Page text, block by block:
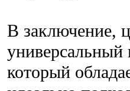
В заключение,
который